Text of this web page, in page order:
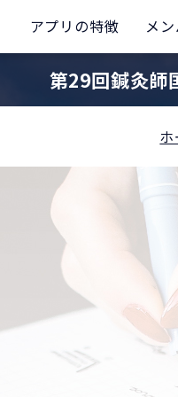
アプリの特徴 メ
第29回鍼灸師